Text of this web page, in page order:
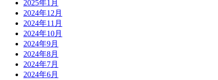
2025年1月
2024年12月
2024年11月
2024年10月
2024年9月
2024年8月
2024年7月
2024年6月